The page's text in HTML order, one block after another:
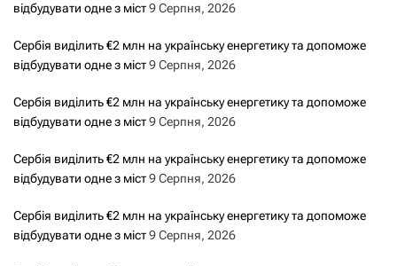
відбудувати одне з міст9 Серпня, 2026
Сербія виділить €2 млн на українську енергетику та допоможе
відбудувати одне з міст9 Серпня, 2026
Сербія виділить €2 млн на українську енергетику та допоможе
відбудувати одне з міст9 Серпня, 2026
Сербія виділить €2 млн на українську енергетику та допоможе
відбудувати одне з міст9 Серпня, 2026
Сербія виділить €2 млн на українську енергетику та допоможе
відбудувати одне з міст9 Серпня, 2026